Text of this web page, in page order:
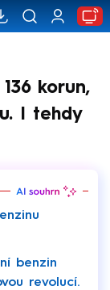
korun,
I tehdy
benzin
revolucí.